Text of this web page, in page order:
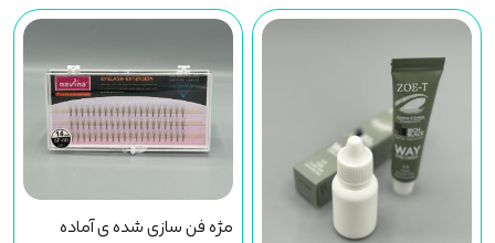
مژه فن سازی شده ی آماده